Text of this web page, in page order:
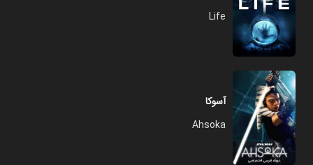
Life
آسوکا
Ahsoka